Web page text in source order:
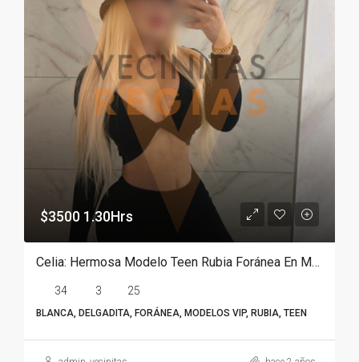
$3500 1.30Hrs
Celia: Hermosa Modelo Teen Rubia Foránea En Monterrey
34 3 25
BLANCA, DELGADITA, FORÁNEA, MODELOS VIP, RUBIA, TEEN